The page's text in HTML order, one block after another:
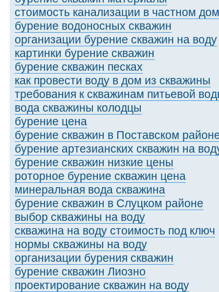
стоимость канализации в частном
бурение водоносных скважин
организации бурение скважин на воду
картинки бурение скважин
бурение скважин песках
как провести воду в дом из скважины
требования к скважинам питьевой
вода скважины колодцы
бурение цена
бурение скважин в Поставском
бурение артезианских скважин на
бурение скважин низкие цены
роторное бурение скважин цена
минеральная вода скважина
бурение скважин в Слуцком районе
выбор скважины на воду
скважина на воду стоимость под ключ
нормы скважины на воду
организации бурения скважин
бурение скважин Лиозно
проектирование скважин на воду